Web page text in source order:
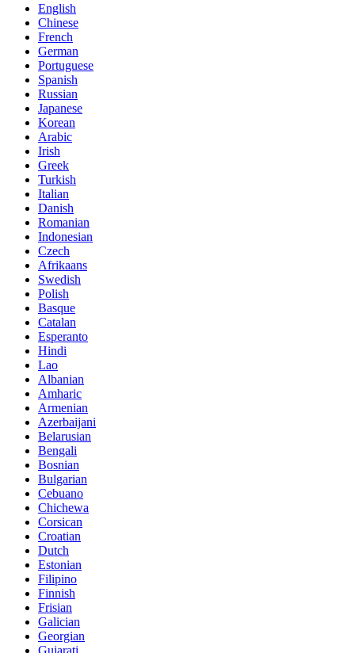
English
Chinese
French
German
Portuguese
Spanish
Russian
Japanese
Korean
Arabic
Irish
Greek
Turkish
Italian
Danish
Romanian
Indonesian
Czech
Afrikaans
Swedish
Polish
Basque
Catalan
Esperanto
Hindi
Lao
Albanian
Amharic
Armenian
Azerbaijani
Belarusian
Bengali
Bosnian
Bulgarian
Cebuano
Chichewa
Corsican
Croatian
Dutch
Estonian
Filipino
Finnish
Frisian
Galician
Georgian
Gujarati